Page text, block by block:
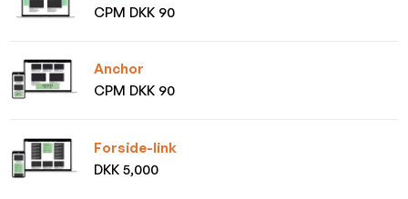
CPM DKK 90
Anchor
CPM DKK 90
Forside-link
DKK 5,000